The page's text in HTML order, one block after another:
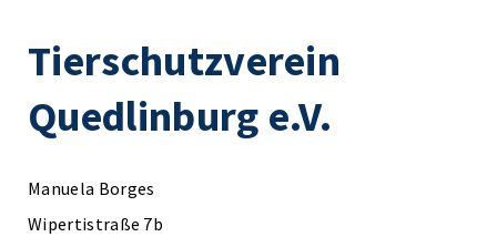
Tierschutzverein
Quedlinburg e.V.
Manuela Borges
Wipertistraße 7b